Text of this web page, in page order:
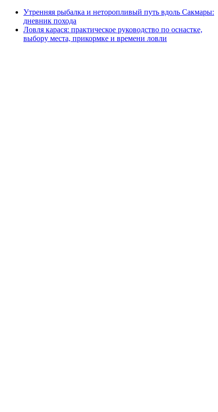
Утренняя рыбалка и неторопливый путь вдоль Сакмары:
дневник похода
Ловля карася: практическое руководство по оснастке,
выбору места, прикормке и времени ловли